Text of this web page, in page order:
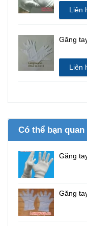
Liên
Găng
Liên
Có thể bạn quan
Găng
Găng